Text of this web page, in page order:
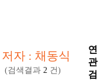
저자 : 채동식
(검색결과 2 건)
연
관
검